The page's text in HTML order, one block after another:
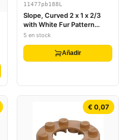
11477pb188L
Slope, Curved 2 x 1 x 2/3
with White Fur Pattern
Model Left Side
5 en stock
Añadir
€ 0,07